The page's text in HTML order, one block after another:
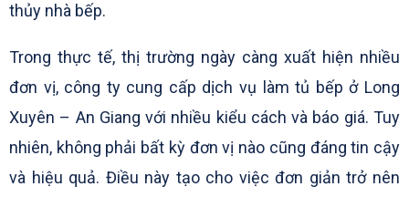
thủy nhà bếp.
Trong thực tế, thị trường ngày càng xuất hiện nhiều
đơn vị, công ty cung cấp dịch vụ làm tủ bếp ở Long
Xuyên – An Giang với nhiều kiểu cách và báo giá. Tuy
nhiên, không phải bất kỳ đơn vị nào cũng đáng tin cậy
và hiệu quả. Điều này tạo cho việc đơn giản trở nên